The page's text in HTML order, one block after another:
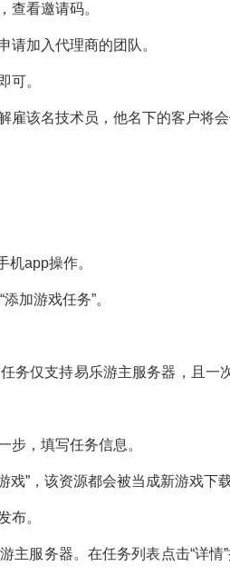
看邀请码。
加入代理商的团队。
可。
该名技术员，他名下的客户将
app操作。
加游戏任务”。
仅支持易乐游主服务器，且一
，填写任务信息。
”，该资源都会被当成新游戏下载
布。
服务器。在任务列表点击“详情